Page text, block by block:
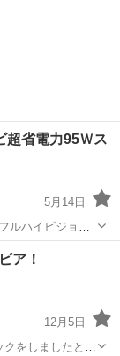
超省電力95Ｗス
5月14日
ルハイビジョン
りの省エネで
プ
ア！
12月5日
をしましたとこ